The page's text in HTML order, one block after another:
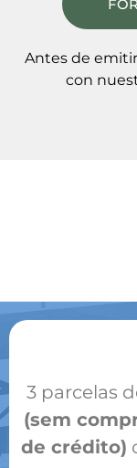
Antes de
con
3 parcelas
(sem
de crédito)